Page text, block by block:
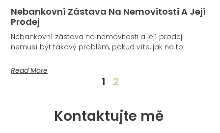
Nebankovní Zástava Na Nemovitosti A Její
Prodej
Nebankovní zástava na nemovitosti a její prodej
nemusí být takový problém, pokud víte, jak na to.
Read More
1 2
Kontaktujte mě